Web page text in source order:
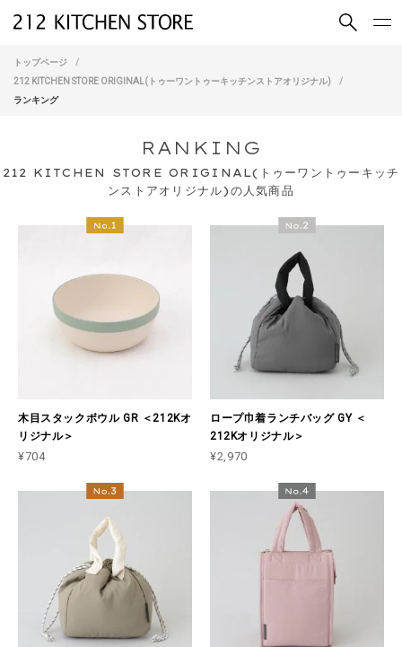
買いもの
ショップコンセプト 店舗一覧
212 KITCHEN STORE 公式SNSアカウント
Instagram Facebook Mail Magazine
トップページ
212 KITCHEN STORE ORIGINAL(トゥーワントゥーキッチンストアオリジナル)
ランキング
RANKING
212 KITCHEN STORE ORIGINAL(トゥーワントゥーキッチ
ンストアオリジナル)の人気商品
木目スタックボウル GR ＜212Kオ
リジナル＞
¥704
ロープ巾着ランチバッグ GY ＜
212Kオリジナル＞
¥2,970